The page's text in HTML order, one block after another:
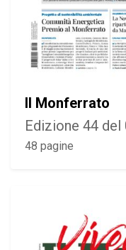
Il Monferrato
Edizione 44
48 pagine